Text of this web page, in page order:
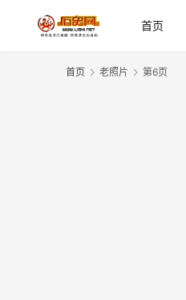
首页
首页 老照片 第6页